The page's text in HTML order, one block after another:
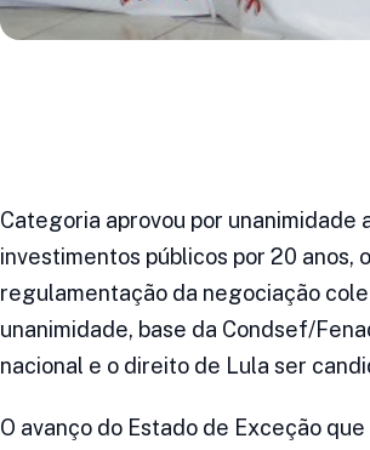
Categoria aprovou por unanimidade
investimentos públicos por 20 anos,
regulamentação da negociação
unanimidade, base da Condsef/
nacional e o direito de Lula ser
O avanço do Estado de Exceção